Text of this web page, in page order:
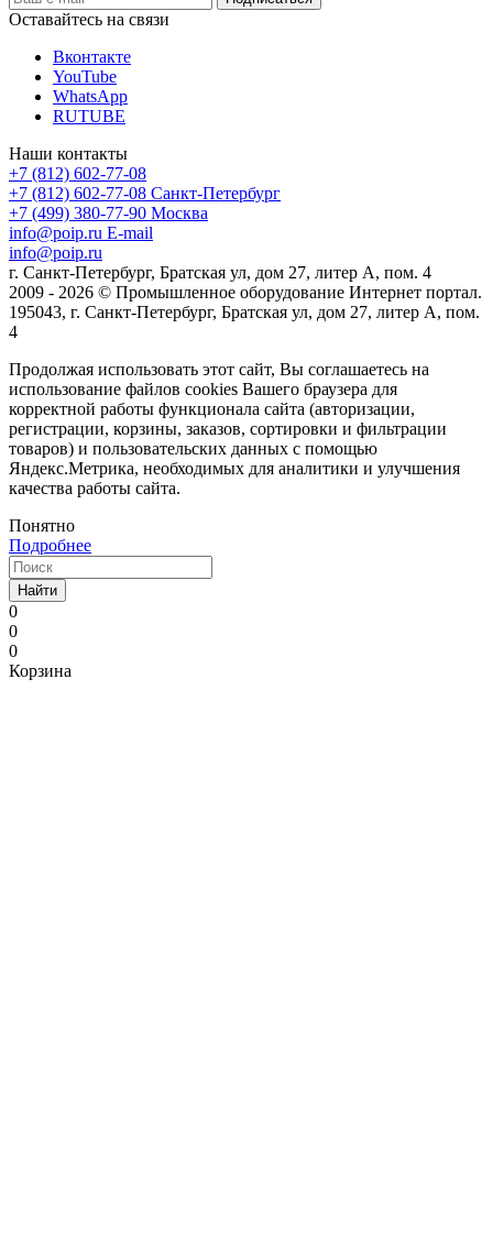
Оставайтесь на связи
Вконтакте
YouTube
WhatsApp
RUTUBE
Наши контакты
+7 (812) 602-77-08
+7 (812) 602-77-08 Санкт-Петербург
+7 (499) 380-77-90 Москва
info@poip.ru E-mail
info@poip.ru
г. Санкт-Петербург, Братская ул, дом 27, литер А, пом. 4
2009 - 2026 © Промышленное оборудование Интернет портал.
195043, г. Санкт-Петербург, Братская ул, дом 27, литер А, пом.
4
Продолжая использовать этот сайт, Вы соглашаетесь на
использование файлов cookies Вашего браузера для
корректной работы функционала сайта (авторизации,
регистрации, корзины, заказов, сортировки и фильтрации
товаров) и пользовательских данных с помощью
Яндекс.Метрика, необходимых для аналитики и улучшения
качества работы сайта.
Понятно
Подробнее
Найти
0
0
0
Корзина